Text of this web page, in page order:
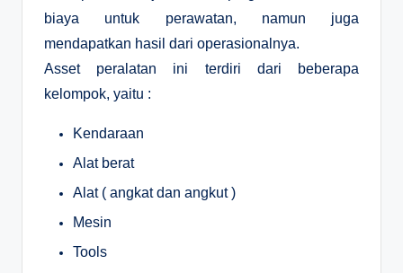
biaya untuk perawatan, namun juga
mendapatkan hasil dari operasionalnya.
Asset peralatan ini terdiri dari beberapa
kelompok, yaitu :
Kendaraan
Alat berat
Alat ( angkat dan angkut )
Mesin
Tools